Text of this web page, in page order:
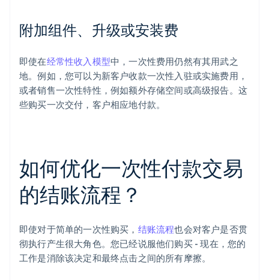
附加组件、升级或安装费
即使在经常性收入模型中，一次性费用仍然有其用武之
地。例如，您可以为新客户收款一次性入驻或实施费用，
或者销售一次性特性，例如额外存储空间或高级报告。这
些购买一次交付，客户相应地付款。
如何优化一次性付款交易
的结账流程？
即使对于简单的一次性购买， 结账流程也会对客户是否贯
彻执行产生很大角色。您已经说服他们购买 - 现在，您的
工作是消除该决定和最终点击之间的所有摩擦。